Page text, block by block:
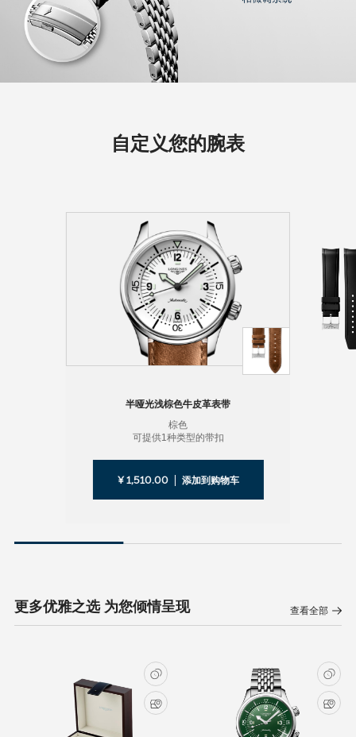
自定义您的腕表
半哑光浅棕色牛皮革表带
棕色
可提供1种类型的带扣
¥ 1,510.00 添加到购物车
更多优雅之选 为您倾情呈现 查看全部